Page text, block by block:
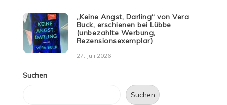
„Keine Angst, Darling“ von Vera
Buck, erschienen bei Lübbe
(unbezahlte Werbung,
Rezensionsexemplar)
27. Juli 2026
Suchen
Suchen